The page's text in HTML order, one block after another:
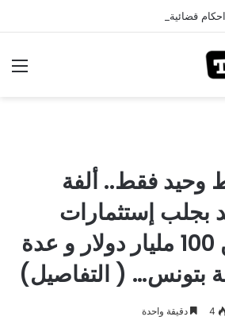
فقط.. ألفة
بجلب إستثمارات
بقيمة اكثر من 100 مليار دولار و عدة
بتونس… ( التفاصيل)
4 دقيقة واحدة